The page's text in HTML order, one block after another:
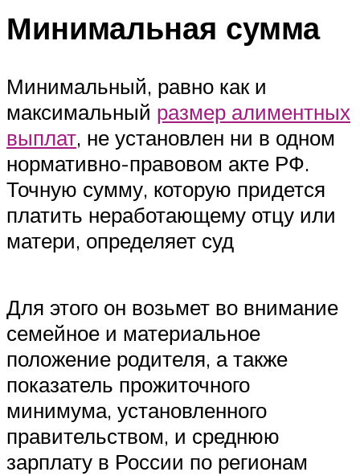
Минимальная сумма
Минимальный, равно как и
максимальный размер алиментных
выплат, не установлен ни в одном
нормативно-правовом акте РФ.
Точную сумму, которую придется
платить неработающему отцу или
матери, определяет суд
Для этого он возьмет во внимание
семейное и материальное
положение родителя, а также
показатель прожиточного
минимума, установленного
правительством, и среднюю
зарплату в России по регионам